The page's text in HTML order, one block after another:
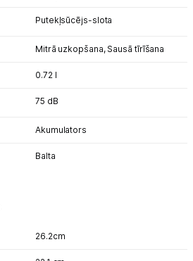
Putekļsūcējs-slota
Mitrā uzkopšana, Sausā tīrīšana
0.72 l
75 dB
Akumulators
Balta
26.2cm